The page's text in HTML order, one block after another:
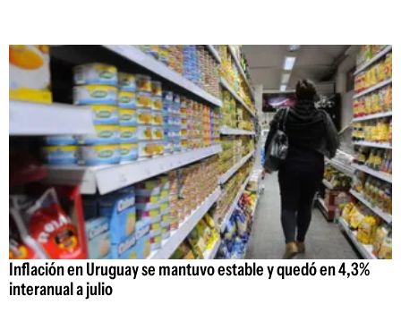
Inflación en Uruguay se mantuvo estable y quedó en 4,3%
interanual a julio